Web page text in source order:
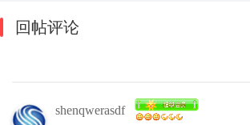
回帖评论
shenqwerasdf